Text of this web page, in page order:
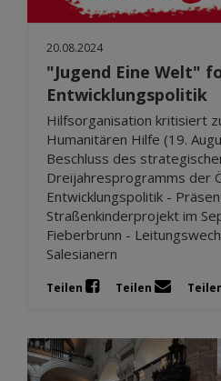
20.08.2024
"Jugend Eine Welt"
Entwicklungspolitik
Hilfsorganisation kritisiert
Humanitären Hilfe (19.
Beschluss des
Dreijahresprogramms der
Entwicklungspolitik -
Straßenkinderprojekt im
Fieberbrunn -
Salesianern
Teilen Teilen